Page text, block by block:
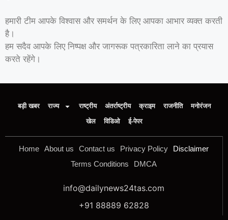
हमारी टीम आपके विश्वास और समर्थन के लिए आपका आभार व्यक्त करती
है।
हम सदैव आपके लिए निष्पक्ष और जागरूक पत्रकारिता लाने का प्रयास
करते रहेंगे।
बड़ी खबर राज्य राष्ट्रीय अंतर्राष्ट्रीय क्राइम राजनीति
मनोरंजन
खेल
विडिओ ई-पेपर
Home About us Contact us Privacy Policy
Disclaimer
Terms Conditions
DMCA
info@dailynews24tas.com
+91 88889 62828